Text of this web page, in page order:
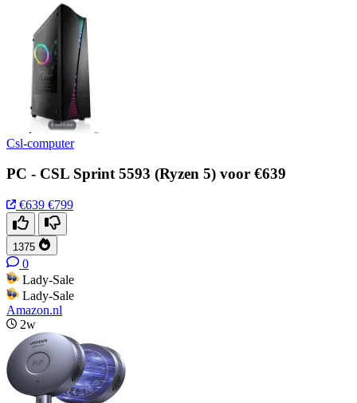
Csl-computer
PC - CSL Sprint 5593 (Ryzen 5) voor €639
€639 €799
1375
0
Lady-Sale
Lady-Sale
Amazon.nl
2w